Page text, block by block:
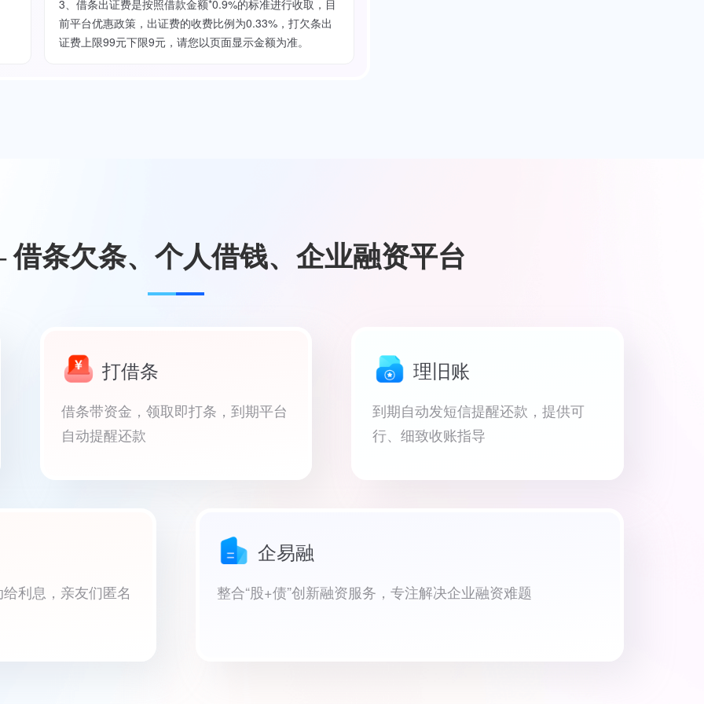
3、借条出证费是按照借款金额*0.9%的标准进行收取，目
前平台优惠政策，出证费的收费比例为0.33%，打欠条出
证费上限99元下限9元，请您以页面显示金额为准。
条欠条、个人借钱、企业融资平台
打借条
借条带资金，领取即打条，到期平台
自动提醒还款
理旧账
到期自动发短信提醒还款，提供可
行、细致收账指导
利息，亲友们匿名
企易融
整合“股+债”创新融资服务，专注解决企业融资难题